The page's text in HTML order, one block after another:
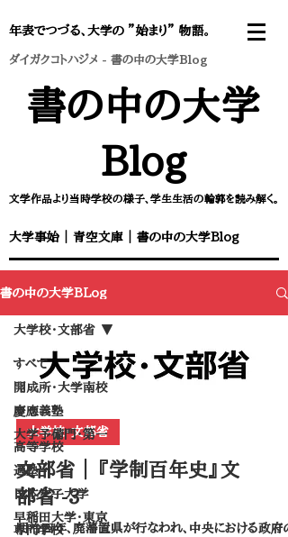
年表でつづる、大学の ”始まり” 物語。
ダイガクコトハジメ - 書の中の大学Blog
書の中の大学
Blog
文学作品より当時学校の様子、学生生活の輪郭を読み解く。
大学事始 青空文庫 書の中の大学Blog
書の中の大学BLog
すべて
開成所・大学南校
慶應義塾
大学予備門・第一
高等学校
適塾
日本女子大学
早稲田大学・東京
専門学校
大学校・文部省
大学校・文部省
文部省 ｜ ​『学制百年史』文
部省 -3
明治四年、廃藩置県が行なわれ、中央における政府の